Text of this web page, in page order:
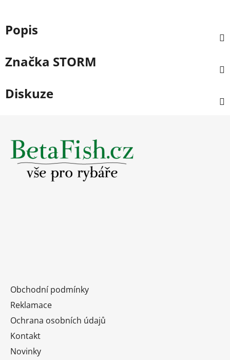
Popis
Značka STORM
Diskuze
Obchodní podmínky
Reklamace
Ochrana osobních údajů
Kontakt
Novinky